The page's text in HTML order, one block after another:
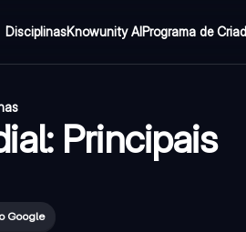
DisciplinasKnowunity AIPrograma de
Principais
Google